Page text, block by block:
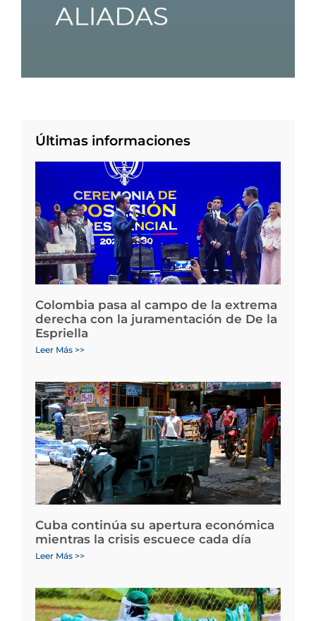
Últimas informaciones
Colombia pasa al campo de la extrema
derecha con la juramentación de De la
Espriella
Leer Más >>
Cuba continúa su apertura económica
mientras la crisis escuece cada día
Leer Más >>